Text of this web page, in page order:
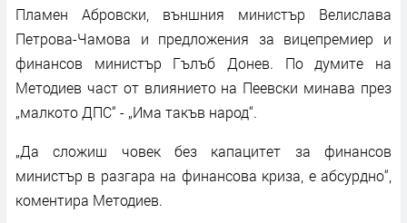
Пламен Абровски, външния министър Велислава
Петрова-Чамова и предложения за вицепремиер и
финансов министър Гълъб Донев. По думите на
Методиев част от влиянието на Пеевски минава през
„малкото ДПС“ - „Има такъв народ“.
„Да сложиш човек без капацитет за финансов
министър в разгара на финансова криза, е абсурдно“,
коментира Методиев.